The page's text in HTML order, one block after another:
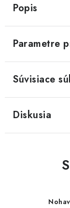
Popis
Parametre
Súvisiace
Diskusia